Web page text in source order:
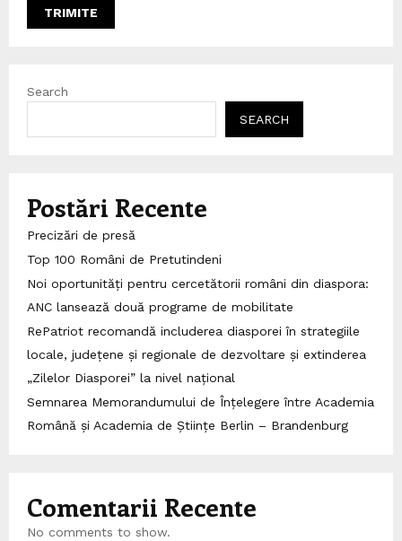
Search
SEARCH
Postări Recente
Precizări de presă
Top 100 Români de Pretutindeni
Noi oportunități pentru cercetătorii români din diaspora:
ANC lansează două programe de mobilitate
RePatriot recomandă includerea diasporei în strategiile
locale, județene și regionale de dezvoltare și extinderea
„Zilelor Diasporei” la nivel național
Semnarea Memorandumului de Înțelegere între Academia
Română și Academia de Științe Berlin – Brandenburg
Comentarii Recente
No comments to show.